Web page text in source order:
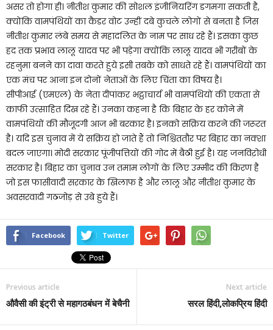
असर तो होगा ही। नीतीश कुमार की सोशल इंजीनियरिंग डगमगा सकती है,
क्योंकि वामपंथियों का कैडर वोट उन्हीं दबे कुचले लोगों से बनता है जिस
नीतीश कुमार लंबे समय से महादलित के नाम पर साध रहे हैं। इसका कुछ
हद तक प्रभाव लालू यादव पर भी पड़ेगा क्योंकि लालू यादव भी गरीबों के
रहनुमा बनने का दावा करते हुये इसी तबके को साधते रहे हैं। वामपंथियों का
एक मंच पर आना इन दोनों नेताओं के लिए चिंता का विषय है।
सीपीआई (एमएल) के नेता दीपांकर भट्ठाचार्य भी वामपंथियों की एकता से
काफी उत्साहित दिख रहे हैं। उनका कहना है कि बिहार के हर कोने में
वामपंथियों की मौजूदगी आज भी बरकार है। इनको सक्रिय करने की जरूरत
है। यदि इस चुनाव में ये सक्रिय हो जाते हैं तो निश्चिततौर पर बिहार का नक्शा
बदल जाएगा। मोदी सरकार पूंजीपत्तियों की गोद में बैठी हुई है। यह जनविऱोधी
सरकार है। बिहार का चुनाव उन तमाम लोगों के लिए उम्मीद की किरण है
जो इस फासीवादी सरकार के खिलाफ है और लालू और नीतीश कुमार के
अवसरवादी गठजोड़ से उबे हुये हैं।
Facebook Twitter
Previous article
औवैसी की इंट्री से महागठबंधन में बेचैनी
Next article
सरल हिंदी,लोकप्रिय हिंदी